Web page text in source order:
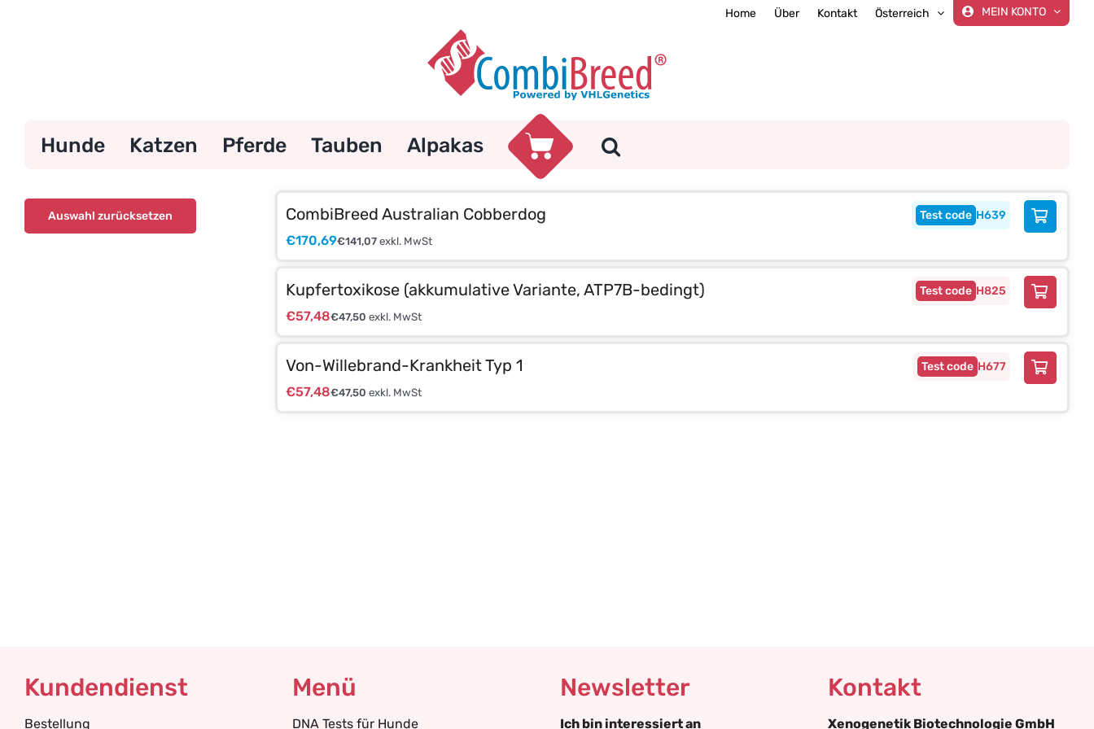
Home Über Kontakt Österreich MEIN KONTO
Hunde Katzen Pferde Tauben Alpakas
H639
CombiBreed Australian Cobberdog
€170,69€141,07exkl. MwSt
H825
Kupfertoxikose (akkumulative Variante, ATP7B-bedingt)
€57,48€47,50 exkl. MwSt
H677
Von-Willebrand-Krankheit Typ 1
€57,48€47,50 exkl. MwSt
Auswahl zurücksetzen
Kundendienst
Bestellung
Menü
DNA Tests für Hunde
Newsletter
Ich bin interessiert an
Kontakt
Xenogenetik Biotechnologie GmbH